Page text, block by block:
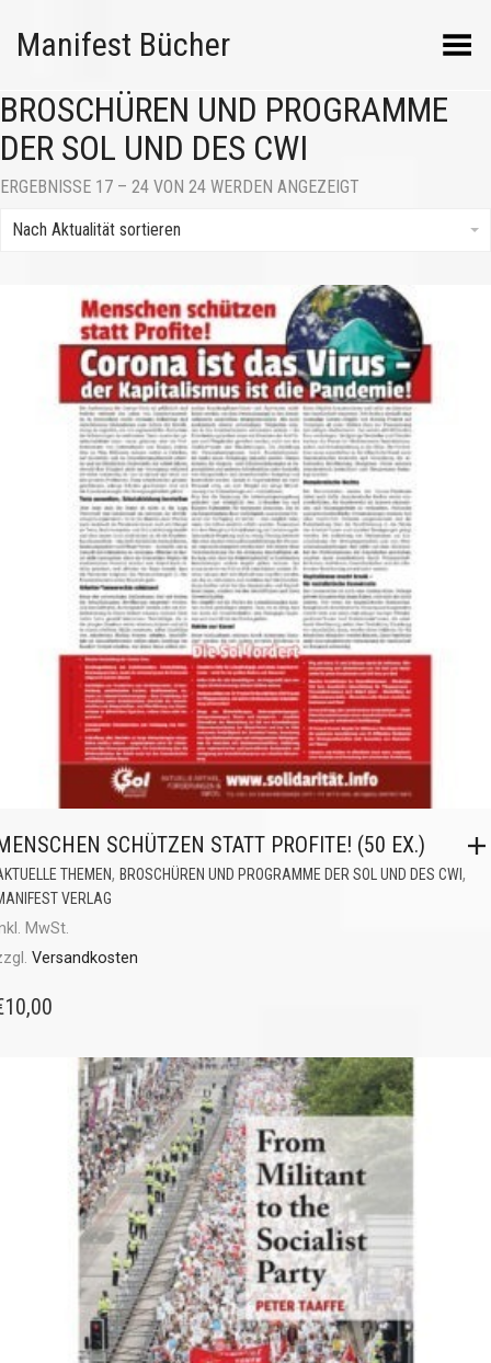
Manifest Bücher Menü umschalten
BROSCHÜREN UND PROGRAMME
DER SOL UND DES CWI
ERGEBNISSE 17 – 24 VON 24 WERDEN ANGEZEIGT
Nach Aktualität sortieren
SCHÜTZEN STATT PROFITE! (50 EX.)
THEMEN, BROSCHÜREN UND PROGRAMME DER SOL UND DES CWI,
VERLAG
MwSt.
Versandkosten
10,00